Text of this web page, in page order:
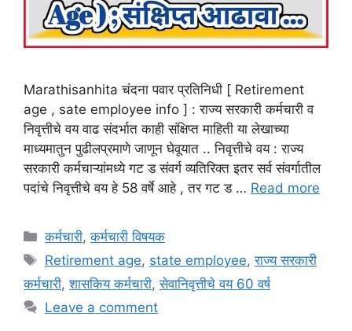
Marathisanhita चंदना पवार प्रतिनिधी [ Retirement
age , sate employee info ] : राज्य सरकारी कर्मचारी व
निवृत्तीचे वय वाढ संदर्भात काही संक्षिप्त माहिती या लेखाच्या
माध्यमातुन पुढीलप्रमाणे जाणून घेवूयात .. निवृत्तीचे वय : राज्य
सरकारी कर्मचाऱ्यांमध्ये गट ड संवर्ग व्यतिरिक्त इतर सर्व संवर्गातील
पदांचे निवृत्तीचे वय हे 58 वर्षे आहे , तर गट ड … Read more
Categories
कर्मचारी,कर्मचारी विषयक
Tags
Retirement age, state employee,राज्य सरकारी
कर्मचारी,शासकिय कर्मचारी,सेवानिवृत्तीचे वय 60 वर्ष
Leave a comment